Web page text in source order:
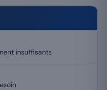
insuffisants